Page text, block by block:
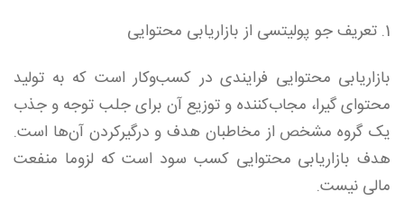
1. تعریف جو پولیتسی از بازاریابی محتوایی
بازاریابی محتوایی فرایندی در کسب‌وکار است که به تولید
محتوای گیرا، مجاب‌کننده و توزیع آن برای جلب توجه و جذب
یک گروه مشخص از مخاطبان هدف و درگیرکردن آن‌ها است.
هدف بازاریابی محتوایی کسب سود است که لزوما منفعت
مالی نیست.